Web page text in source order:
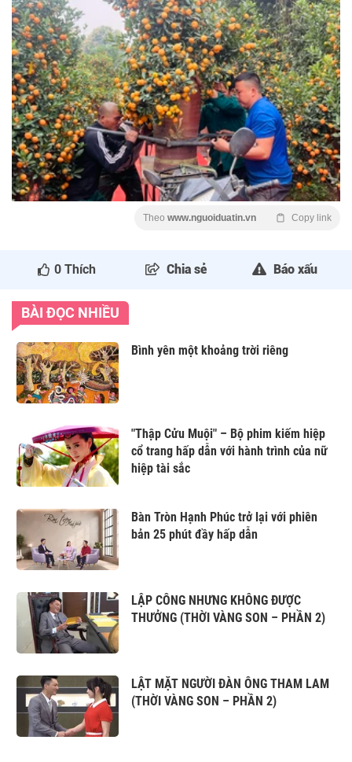
Theo www.nguoiduatin.vn Copy link
0 Thích Chia sẻ Báo xấu
BÀI ĐỌC NHIỀU
Bình yên một khoảng trời riêng
"Thập Cửu Muội" – Bộ phim kiếm hiệp
cổ trang hấp dẫn với hành trình của nữ
hiệp tài sắc
Bàn Tròn Hạnh Phúc trở lại với phiên
bản 25 phút đầy hấp dẫn
LẬP CÔNG NHƯNG KHÔNG ĐƯỢC
THƯỞNG (THỜI VÀNG SON – PHẦN 2)
LẬT MẶT NGƯỜI ĐÀN ÔNG THAM LAM
(THỜI VÀNG SON – PHẦN 2)